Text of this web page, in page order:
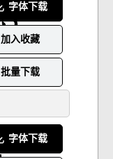
字体下载
加入收藏
批量下载
字体下载